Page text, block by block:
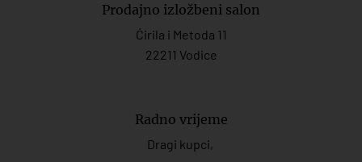
Prodajno izložbeni salon
Ćirila i Metoda 11
22211 Vodice
Radno vrijeme
Dragi kupci,